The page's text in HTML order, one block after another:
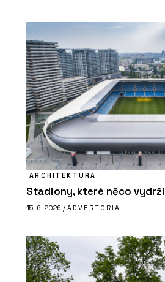
ARCHITEKTURA
Stadiony, které něco vydrží
15. 6. 2026 / ADVERTORIAL